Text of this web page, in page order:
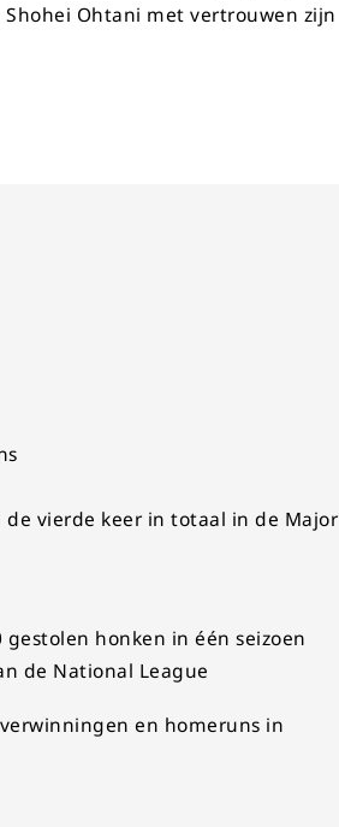
Ohtani met vertrouwen zijn
vierde keer in totaal in de Major
honken in één seizoen
de National League
en homeruns in